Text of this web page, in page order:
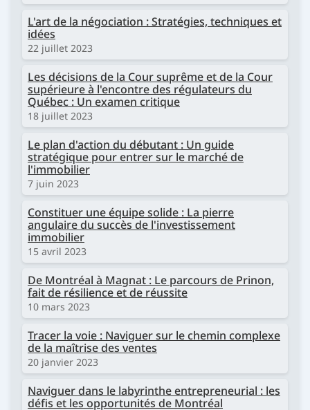
L'art de la négociation : Stratégies, techniques et
idées
22 juillet 2023
Les décisions de la Cour suprême et de la Cour
supérieure à l'encontre des régulateurs du
Québec : Un examen critique
18 juillet 2023
Le plan d'action du débutant : Un guide
stratégique pour entrer sur le marché de
l'immobilier
7 juin 2023
Constituer une équipe solide : La pierre
angulaire du succès de l'investissement
immobilier
15 avril 2023
De Montréal à Magnat : Le parcours de Prinon,
fait de résilience et de réussite
10 mars 2023
Tracer la voie : Naviguer sur le chemin complexe
de la maîtrise des ventes
20 janvier 2023
Naviguer dans le labyrinthe entrepreneurial : les
défis et les opportunités de Montréal